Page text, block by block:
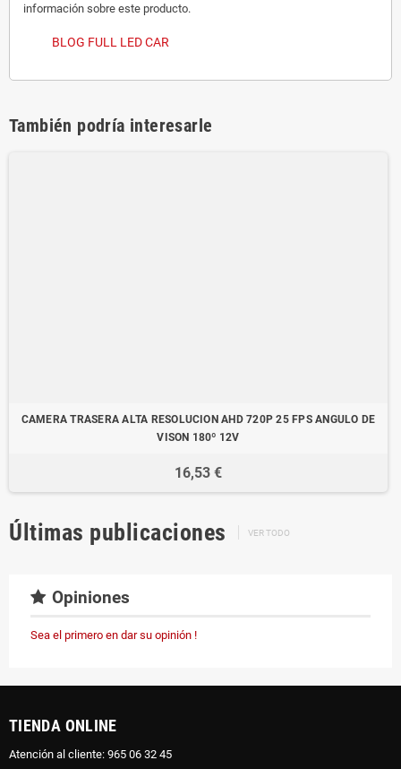
información sobre este producto.
BLOG FULL LED CAR
También podría interesarle
CAMERA TRASERA ALTA RESOLUCION AHD 720P 25 FPS ANGULO DE
VISON 180º 12V
16,53 €
Últimas publicaciones VER TODO
Opiniones
Sea el primero en dar su opinión !
TIENDA ONLINE
Atención al cliente: 965 06 32 45